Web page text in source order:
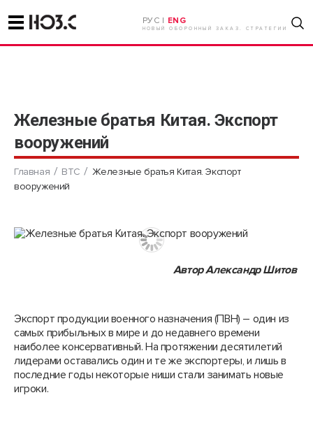
РУС | ENG
НОВЫЙ ОБОРОННЫЙ ЗАКАЗ. СТРАТЕГИИ
Железные братья Китая. Экспорт
вооружений
Главная ВТС
Железные братья Китая. Экспорт
вооружений
Автор Александр Шитов
Экспорт продукции военного назначения (ПВН) – один из
самых прибыльных в мире и до недавнего времени
наиболее консервативный. На протяжении десятилетий
лидерами оставались один и те же экспортеры, и лишь в
последние годы некоторые ниши стали занимать новые
игроки.